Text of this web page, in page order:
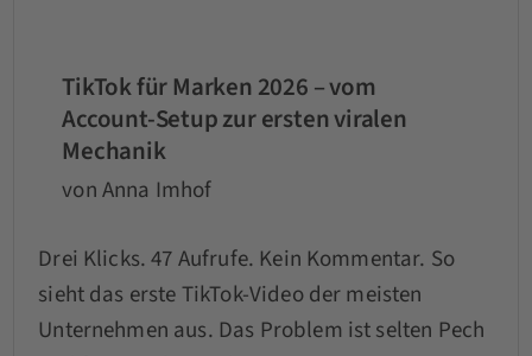
TikTok für Marken 2026 – vom
Account-Setup zur ersten viralen
Mechanik
von Anna Imhof
Drei Klicks. 47 Aufrufe. Kein Kommentar. So
sieht das erste TikTok-Video der meisten
Unternehmen aus. Das Problem ist selten Pech